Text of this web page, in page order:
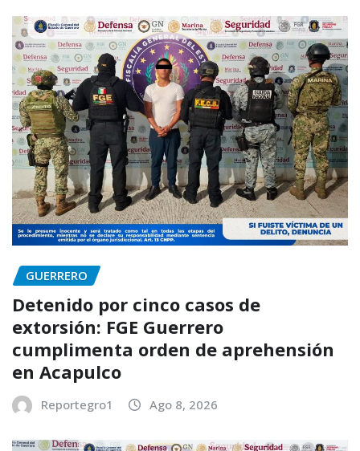
GUERRERO
Detenido por cinco casos de
extorsión: FGE Guerrero
cumplimenta orden de aprehensión
en Acapulco
Reportegro1 Ago 8, 2026